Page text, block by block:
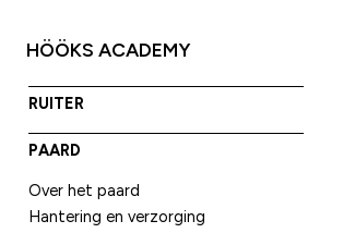
HÖÖKS ACADEMY
RUITER
PAARD
Over het paard
Hantering en verzorging